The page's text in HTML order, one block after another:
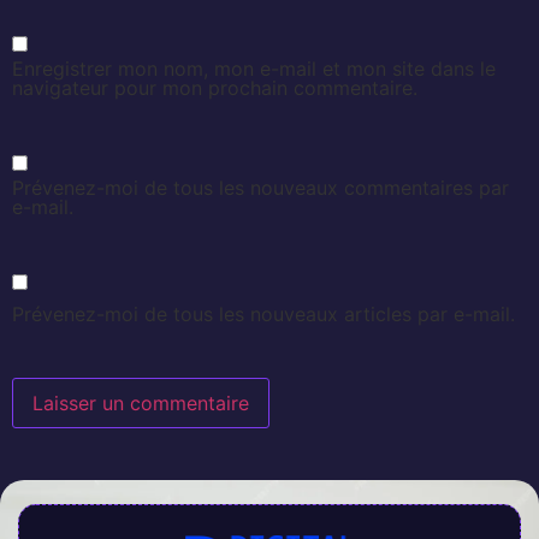
Enregistrer mon nom, mon e-mail et mon site dans le
navigateur pour mon prochain commentaire.
Prévenez-moi de tous les nouveaux commentaires par
e-mail.
Prévenez-moi de tous les nouveaux articles par e-mail.